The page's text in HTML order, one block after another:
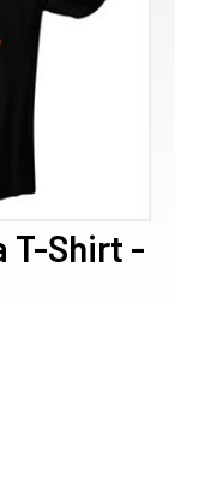
T-Shirt -